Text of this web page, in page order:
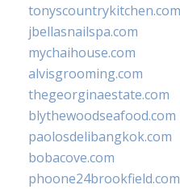
tonyscountrykitchen.com
jbellasnailspa.com
mychaihouse.com
alvisgrooming.com
thegeorginaestate.com
blythewoodseafood.com
paolosdelibangkok.com
bobacove.com
phoone24brookfield.com